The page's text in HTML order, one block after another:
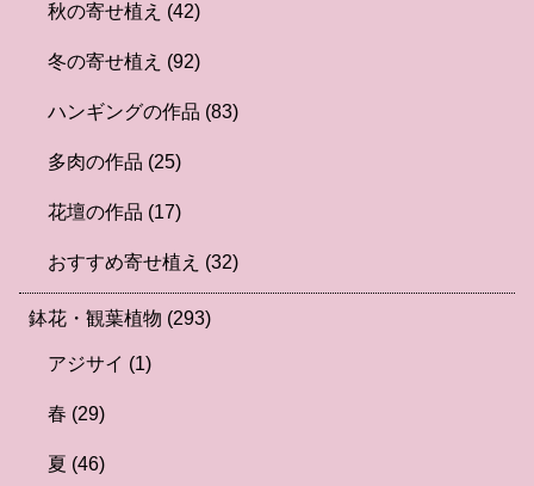
秋の寄せ植え (42)
冬の寄せ植え (92)
ハンギングの作品 (83)
多肉の作品 (25)
花壇の作品 (17)
おすすめ寄せ植え (32)
鉢花・観葉植物 (293)
アジサイ (1)
春 (29)
夏 (46)